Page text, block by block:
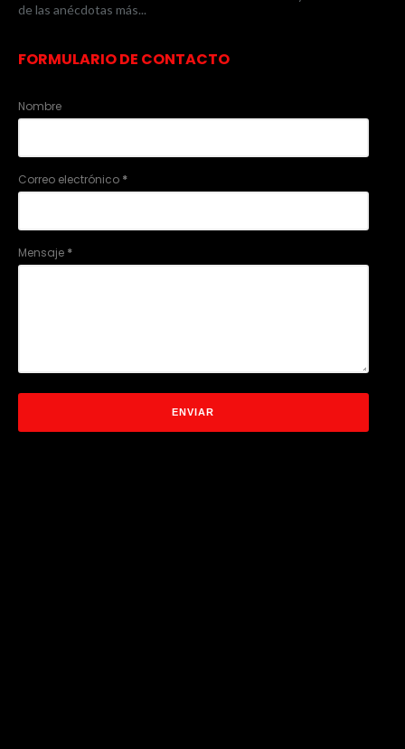
de las anécdotas más...
FORMULARIO DE CONTACTO
Nombre
Correo electrónico *
Mensaje *